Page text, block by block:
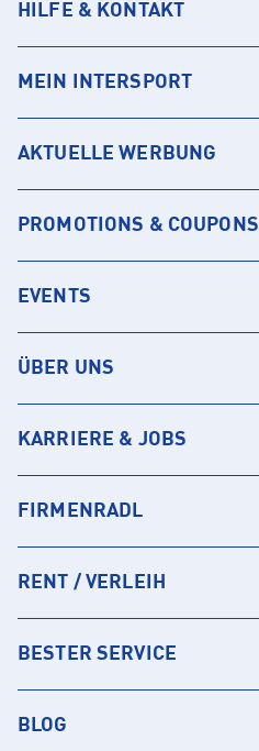
HILFE & KONTAKT
MEIN INTERSPORT
AKTUELLE WERBUNG
PROMOTIONS & COUPONS
EVENTS
ÜBER UNS
KARRIERE & JOBS
FIRMENRADL
RENT / VERLEIH
BESTER SERVICE
BLOG